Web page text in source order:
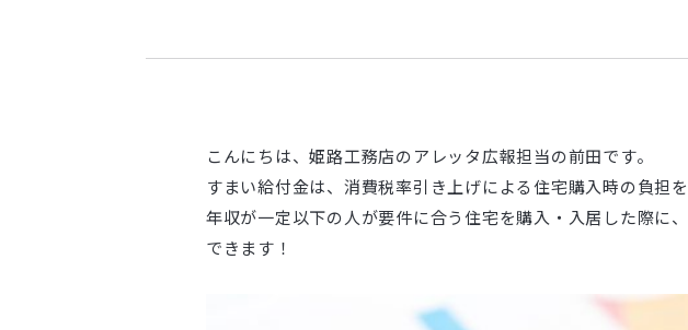
こんにちは、姫路工務店のアレッタ広報担当の前田です。
すまい給付金は、消費税率引き上げによる住宅購入時の負担
年収が一定以下の人が要件に合う住宅を購入・入居した際に
できます！